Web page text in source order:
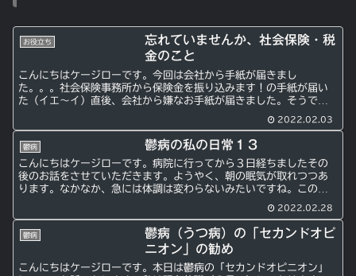
お役立ち
忘れていませんか、社会保険・税
金のこと
こんにちはケージローです。今回は会社から手紙が届きまし
た。。。社会保険事務所から保険金を振り込みます！の手紙が届い
た（イエ～イ）直後、会社から嫌なお手紙が届きました。そうで
2022.02.03
鬱病 鬱病の私の日常１３
こんにちはケージローです。病院に行ってから３日経ちましたその
後のお話をさせていただきます。ようやく、朝の眠気が取れつつあ
ります。なかなか、急には体調は変わらないみたいですね。このま
2022.02.28
鬱病
鬱病（うつ病）の「セカンドオピ
ニオン」の勧め
こんにちはケージローです。本日は鬱病の「セカンドオピニオン」